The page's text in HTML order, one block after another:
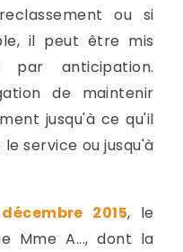
ou si
il peut être mis
anticipation.
de maintenir
jusqu'à ce qu'il
service ou jusqu'à
2015, le
Mme A..., dont la